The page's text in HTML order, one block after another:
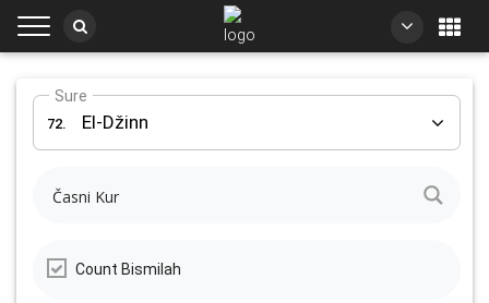
Sure
72. El-Džinn
Count Bismilah